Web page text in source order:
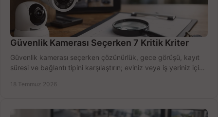
Güvenlik Kamerası Seçerken 7 Kritik Kriter
Güvenlik kamerası seçerken çözünürlük, gece görüşü, kayıt
süresi ve bağlantı tipini karşılaştırın; eviniz veya iş yeriniz için
18 Temmuz 2026